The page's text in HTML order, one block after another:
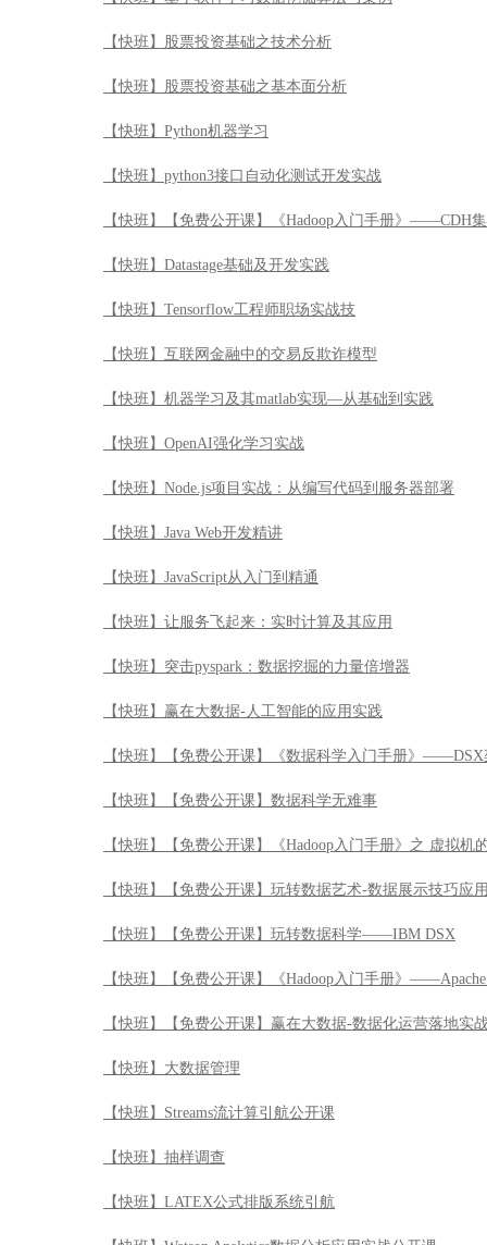
【快班】股票投资基础之技术分析
【快班】股票投资基础之基本面分析
【快班】Python机器学习
【快班】python3接口自动化测试开发实战
【快班】【免费公开课】《Hadoop入门手册》——CDH
【快班】Datastage基础及开发实践
【快班】Tensorflow工程师职场实战技
【快班】互联网金融中的交易反欺诈模型
【快班】机器学习及其matlab实现—从基础到实践
【快班】OpenAI强化学习实战
【快班】Node.js项目实战：从编写代码到服务器部署
【快班】Java Web开发精讲
【快班】JavaScript从入门到精通
【快班】让服务飞起来：实时计算及其应用
【快班】突击pyspark：数据挖掘的力量倍增器
【快班】赢在大数据-人工智能的应用实践
【快班】【免费公开课】《数据科学入门手册》
【快班】【免费公开课】数据科学无难事
【快班】【免费公开课】《Hadoop入门手册》之 虚拟机
【快班】【免费公开课】玩转数据艺术-数据展示技巧应
【快班】【免费公开课】玩转数据科学——IBM DSX
【快班】【免费公开课】《Hadoop入门手册》
【快班】【免费公开课】赢在大数据-数据化运营落地实
【快班】大数据管理
【快班】Streams流计算引航公开课
【快班】抽样调查
【快班】LATEX公式排版系统引航